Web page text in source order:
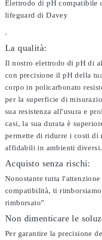
Elettrodo di pH compatibile
lifeguard di Davey
.
La qualità:
Il nostro elettrodo di pH di
con precisione il pH della
corpo in policarbonato
per la superficie di
sua resistenza all'usura e
casi, la sua durata è
permette di ridurre i costi di
affidabili in ambienti diversi.
Acquisto senza rischi:
Nonostante tutta
compatibilità, ti rimborsiamo
rimborsato"
Non dimenticare le
Per garantire la precisione